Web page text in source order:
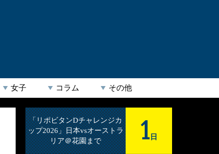
女子 コラム その他
「リポビタンDチャレンジカ
ップ2026」日本vsオーストラ
リア＠花園まで
1 日